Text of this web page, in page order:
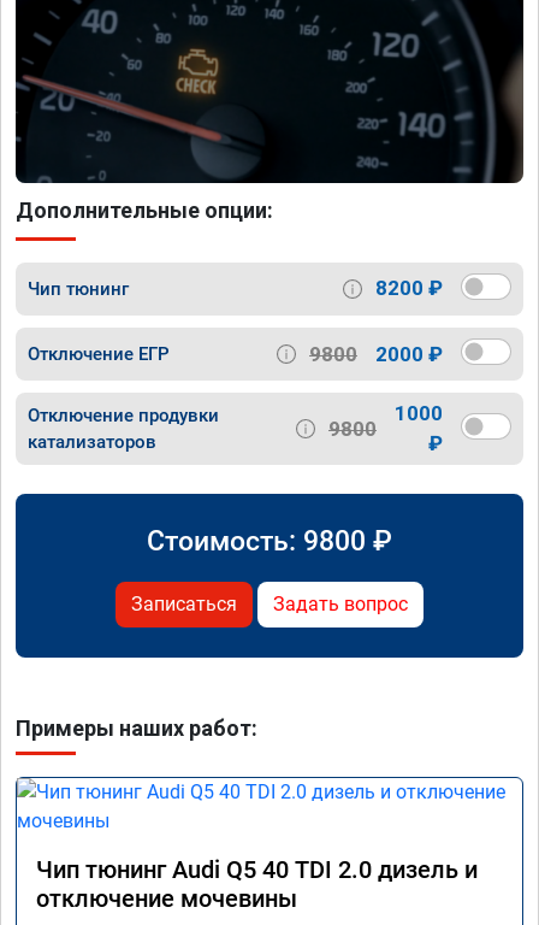
Дополнительные опции:
Чип тюнинг 8200 ₽
Отключение ЕГР 9800 2000 ₽
Отключение продувки
катализаторов
9800
1000
₽
Стоимость: 9800 ₽
Записаться Задать вопрос
Примеры наших работ:
Чип тюнинг Audi Q5 40 TDI 2.0 дизель и
отключение мочевины